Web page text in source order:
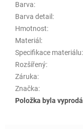
Barva:
Barva detail :
Hmotnost:
Materiál :
Specifikace materiálu:
Rozšířený:
Záruka:
Značka:
Položka byla